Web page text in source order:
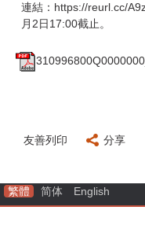
連結：https://reurl.cc/
月2日17:00截止。
友善列印 分享
繁體 简体 English